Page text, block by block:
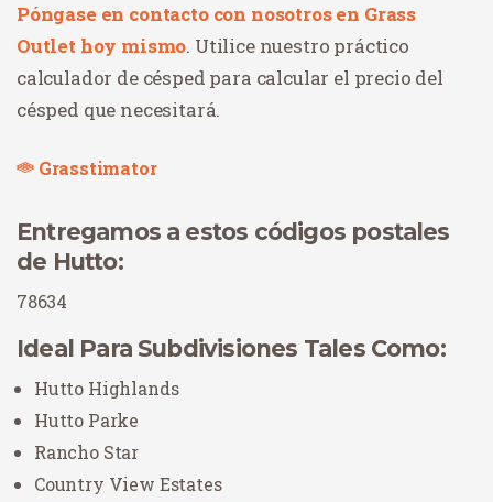
Póngase en contacto con nosotros en Grass
Outlet hoy mismo. Utilice nuestro práctico
calculador de césped para calcular el precio del
césped que necesitará.
Grasstimator
Entregamos a estos códigos postales
de Hutto:
78634
Ideal Para Subdivisiones Tales Como:
Hutto Highlands
Hutto Parke
Rancho Star
Country View Estates